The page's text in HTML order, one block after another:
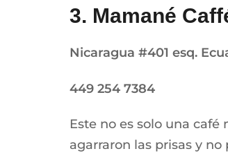
3. Mamané
Nicaragua #401 esq.
449 254 7384
Este no es solo una
agarraron las prisas y